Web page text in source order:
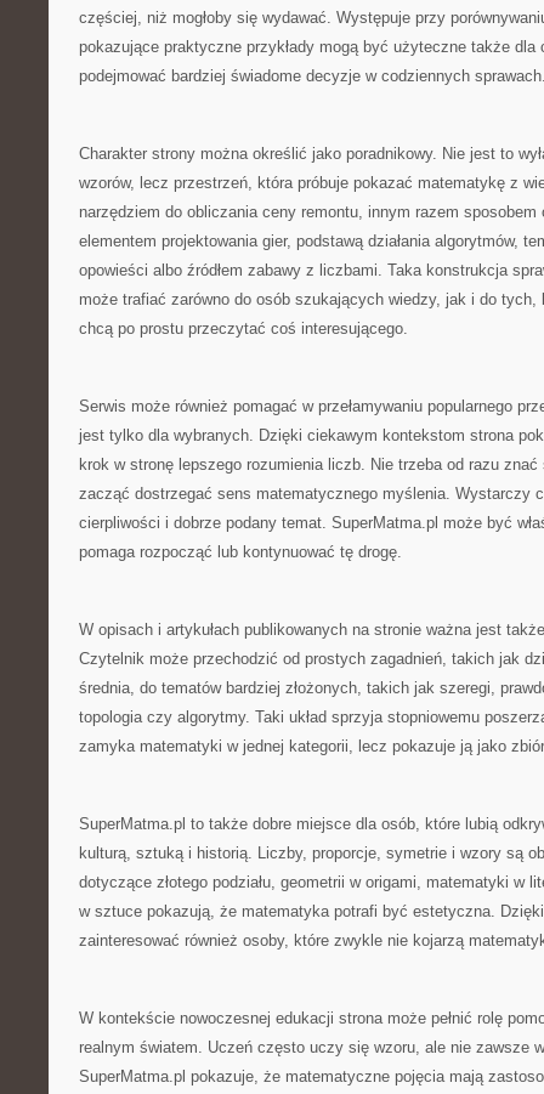
częściej, niż mogłoby się wydawać. Występuje przy
pokazujące praktyczne przykłady mogą być użyteczne także
podejmować bardziej świadome decyzje w codziennych
Charakter strony można określić jako poradnikowy. Nie jest to
wzorów, lecz przestrzeń, która próbuje pokazać matematykę z
narzędziem do obliczania ceny remontu, innym razem
elementem projektowania gier, podstawą działania algorytmów,
opowieści albo źródłem zabawy z liczbami. Taka konstrukcja
może trafiać zarówno do osób szukających wiedzy, jak i do tych,
chcą po prostu przeczytać coś interesującego.
Serwis może również pomagać w przełamywaniu popularnego
jest tylko dla wybranych. Dzięki ciekawym kontekstom strona
krok w stronę lepszego rozumienia liczb. Nie trzeba od razu
zacząć dostrzegać sens matematycznego myślenia. Wystarczy
cierpliwości i dobrze podany temat. SuperMatma.pl może być
pomaga rozpocząć lub kontynuować tę drogę.
W opisach i artykułach publikowanych na stronie ważna jest
Czytelnik może przechodzić od prostych zagadnień, takich jak
średnia, do tematów bardziej złożonych, takich jak szeregi,
topologia czy algorytmy. Taki układ sprzyja stopniowemu
zamyka matematyki w jednej kategorii, lecz pokazuje ją jako
SuperMatma.pl to także dobre miejsce dla osób, które lubią
kulturą, sztuką i historią. Liczby, proporcje, symetrie i wzory są
dotyczące złotego podziału, geometrii w origami, matematyki w
w sztuce pokazują, że matematyka potrafi być estetyczna.
zainteresować również osoby, które zwykle nie kojarzą
W kontekście nowoczesnej edukacji strona może pełnić rolę
realnym światem. Uczeń często uczy się wzoru, ale nie zawsze
SuperMatma.pl pokazuje, że matematyczne pojęcia mają